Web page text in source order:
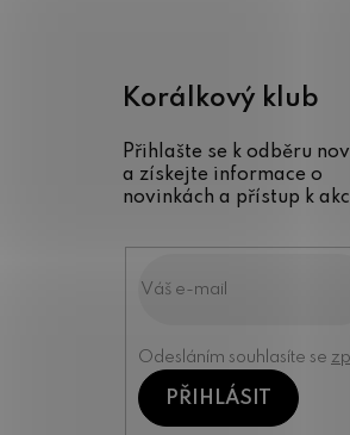
Korálkový klub
Přihlašte se k odběru
a získejte informace o
novinkách a přístup k
Odesláním souhlasíte se
PŘIHLÁSIT